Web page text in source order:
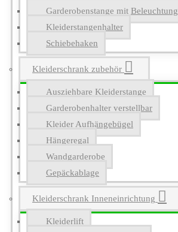
Garderobenstange mit Beleuchtung
Kleiderstangenhalter
Schiebehaken
Kleiderschrank zubehör
Ausziehbare Kleiderstange
Garderobenhalter verstellbar
Kleider Aufhängebügel
Hängeregal
Wandgarderobe
Gepäckablage
Kleiderschrank Inneneinrichtung
Kleiderlift